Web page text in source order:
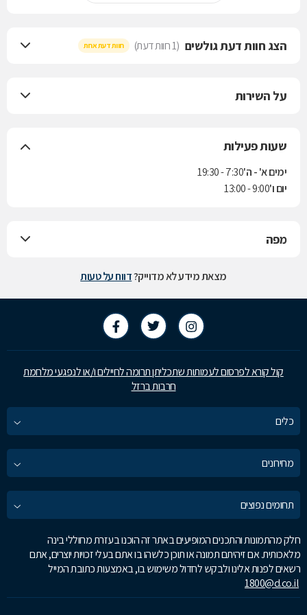
הצג חוות דעת גולשים (1 חוות דעת) חוות דעת אחת
על השירות
שעות פעילות
ימים א' - ה'7:30 - 19:30
יום ו'9:00 - 13:00
מפה
מצאת מידע לא מדוייק?דווח על טעות
קול קורא לפרסום לעמותות שתכליתן תרומה לחיילים ו/או לנפגעי מלחמת
חרבות ברזל
כלים
מחירונים
תחומים נפוצים
חלק מהתמונות והתכנים המופיעים באתר זה הוכנו בעזרת מחוללי בינה
מלאכותית. אם זיהיתם תמונה או תוכן כלשהו בו אתם בעלי זכויות יוצרים, אתם
רשאים לפנות אלינו ולבקש לחדול משימוש בו, באמצעות כתובת המייל
1800@d.co.il